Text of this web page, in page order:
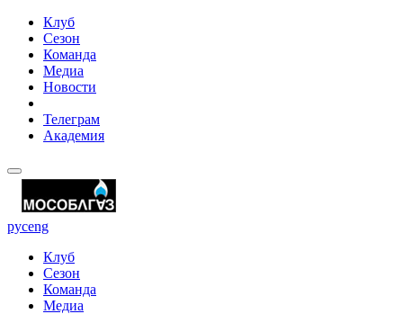
Клуб
Сезон
Команда
Медиа
Новости
Телеграм
Академия
русeng
Клуб
Сезон
Команда
Медиа